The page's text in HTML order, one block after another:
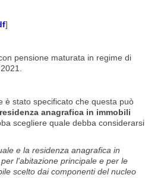
]
pensione maturata in regime di
è stato specificato che questa può
anagrafica in immobili
scegliere quale debba considerarsi
e la residenza anagrafica in
l'abitazione principale e per le
scelto dai componenti del nucleo